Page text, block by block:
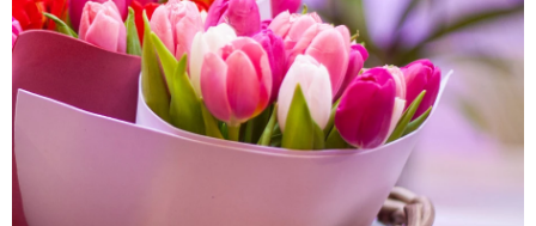
Юбилей
Годовщина свадьбы
Календарь праздников